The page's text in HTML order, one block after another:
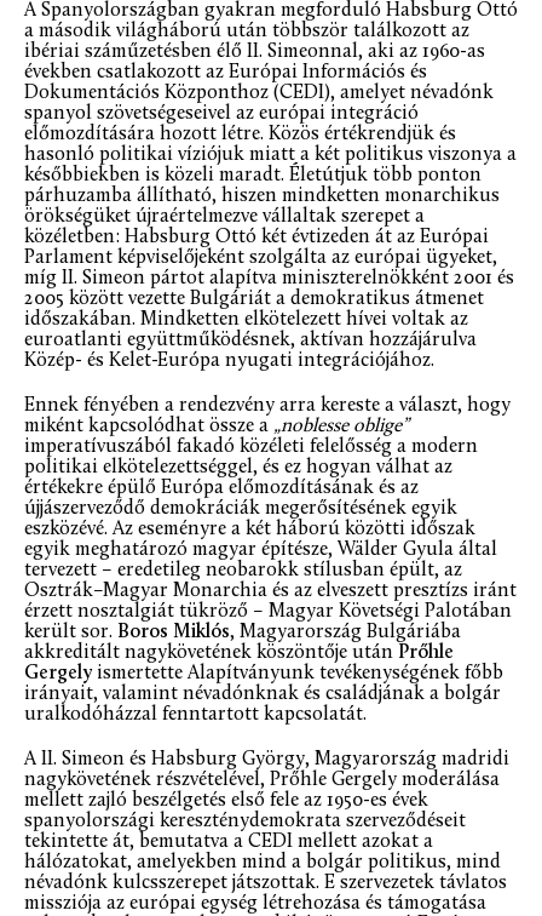
A Spanyolországban gyakran megforduló Habsburg Ottó
a második világháború után többször találkozott az
ibériai száműzetésben élő II. Simeonnal, aki az 1960-as
években csatlakozott az Európai Információs és
Dokumentációs Központhoz (CEDI), amelyet névadónk
spanyol szövetségeseivel az európai integráció
előmozdítására hozott létre. Közös értékrendjük és
hasonló politikai víziójuk miatt a két politikus viszonya a
későbbiekben is közeli maradt. Életútjuk több ponton
párhuzamba állítható, hiszen mindketten monarchikus
örökségüket újraértelmezve vállaltak szerepet a
közéletben: Habsburg Ottó két évtizeden át az Európai
Parlament képviselőjeként szolgálta az európai ügyeket,
míg II. Simeon pártot alapítva miniszterelnökként 2001 és
2005 között vezette Bulgáriát a demokratikus átmenet
időszakában. Mindketten elkötelezett hívei voltak az
euroatlanti együttműködésnek, aktívan hozzájárulva
Közép- és Kelet-Európa nyugati integrációjához.
Ennek fényében a rendezvény arra kereste a választ, hogy
miként kapcsolódhat össze a „noblesse oblige”
imperatívuszából fakadó közéleti felelősség a modern
politikai elkötelezettséggel, és ez hogyan válhat az
értékekre épülő Európa előmozdításának és az
újjászerveződő demokráciák megerősítésének egyik
eszközévé. Az eseményre a két háború közötti időszak
egyik meghatározó magyar építésze, Wälder Gyula által
tervezett – eredetileg neobarokk stílusban épült, az
Osztrák–Magyar Monarchia és az elveszett presztízs iránt
érzett nosztalgiát tükröző – Magyar Követségi Palotában
került sor. Boros Miklós, Magyarország Bulgáriába
akkreditált nagykövetének köszöntője után Prőhle
Gergelyismertette Alapítványunk tevékenységének főbb
irányait, valamint névadónknak és családjának a bolgár
uralkodóházzal fenntartott kapcsolatát.
A II. Simeon és Habsburg György, Magyarország madridi
nagykövetének részvételével, Prőhle Gergely moderálása
mellett zajló beszélgetés első fele az 1950-es évek
spanyolországi kereszténydemokrata szerveződéseit
tekintette át, bemutatva a CEDI mellett azokat a
hálózatokat, amelyekben mind a bolgár politikus, mind
névadónk kulcsszerepet játszottak. E szervezetek távlatos
missziója az európai egység létrehozása és támogatása